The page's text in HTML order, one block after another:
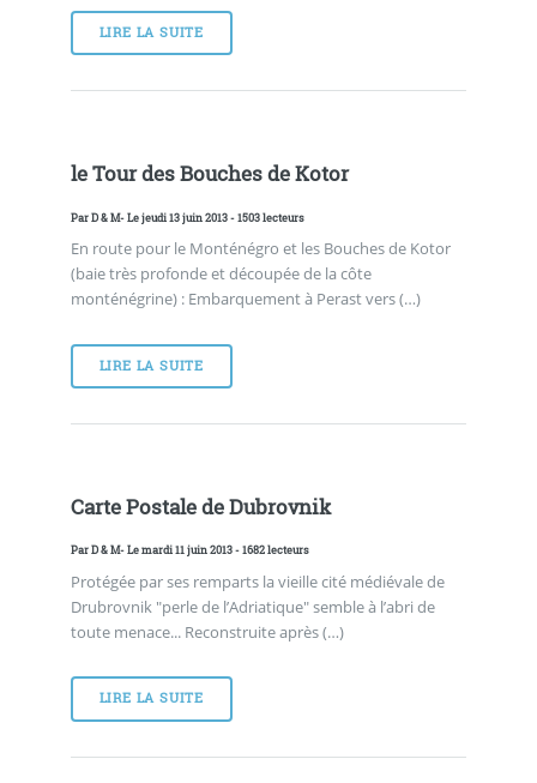
LIRE LA SUITE
le Tour des Bouches de Kotor
ParD & M- Le jeudi 13 juin 2013 - 1503 lecteurs
En route pour le Monténégro et les Bouches de Kotor
(baie très profonde et découpée de la côte
monténégrine) : Embarquement à Perast vers (…)
LIRE LA SUITE
Carte Postale de Dubrovnik
ParD & M- Le mardi 11 juin 2013 - 1682 lecteurs
Protégée par ses remparts la vieille cité médiévale de
Drubrovnik "perle de l’Adriatique" semble à l’abri de
toute menace... Reconstruite après (…)
LIRE LA SUITE